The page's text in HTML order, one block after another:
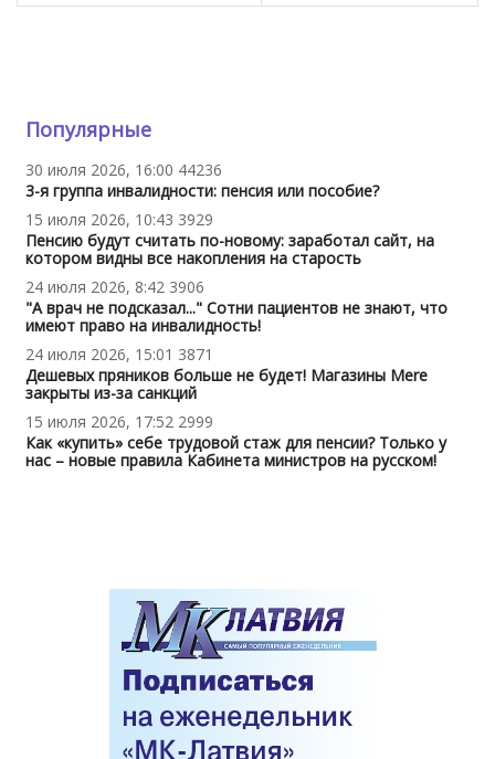
Популярные
30 июля 2026, 16:00 44236
3-я группа инвалидности: пенсия или пособие?
15 июля 2026, 10:43 3929
Пенсию будут считать по-новому: заработал сайт, на
котором видны все накопления на старость
24 июля 2026, 8:42 3906
"А врач не подсказал..." Сотни пациентов не знают, что
имеют право на инвалидность!
24 июля 2026, 15:01 3871
Дешевых пряников больше не будет! Магазины Mere
закрыты из-за санкций
15 июля 2026, 17:52 2999
Как «купить» себе трудовой стаж для пенсии? Только у
нас – новые правила Кабинета министров на русском!